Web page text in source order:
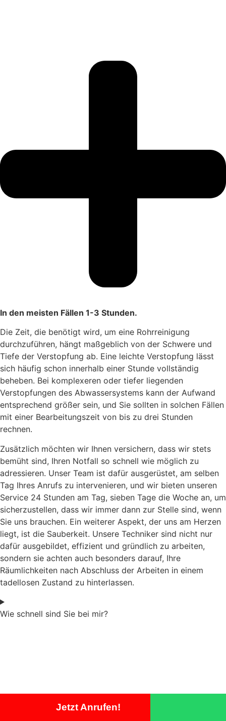
In den meisten Fällen 1-3 Stunden.
Die Zeit, die benötigt wird, um eine Rohrreinigung
durchzuführen, hängt maßgeblich von der Schwere und
Tiefe der Verstopfung ab. Eine leichte Verstopfung lässt
sich häufig schon innerhalb einer Stunde vollständig
beheben. Bei komplexeren oder tiefer liegenden
Verstopfungen des Abwassersystems kann der Aufwand
entsprechend größer sein, und Sie sollten in solchen Fällen
mit einer Bearbeitungszeit von bis zu drei Stunden
rechnen.
Zusätzlich möchten wir Ihnen versichern, dass wir stets
bemüht sind, Ihren Notfall so schnell wie möglich zu
adressieren. Unser Team ist dafür ausgerüstet, am selben
Tag Ihres Anrufs zu intervenieren, und wir bieten unseren
Service 24 Stunden am Tag, sieben Tage die Woche an, um
sicherzustellen, dass wir immer dann zur Stelle sind, wenn
Sie uns brauchen. Ein weiterer Aspekt, der uns am Herzen
liegt, ist die Sauberkeit. Unsere Techniker sind nicht nur
dafür ausgebildet, effizient und gründlich zu arbeiten,
sondern sie achten auch besonders darauf, Ihre
Räumlichkeiten nach Abschluss der Arbeiten in einem
tadellosen Zustand zu hinterlassen.
Wie schnell sind Sie bei mir?
Jetzt Anrufen!